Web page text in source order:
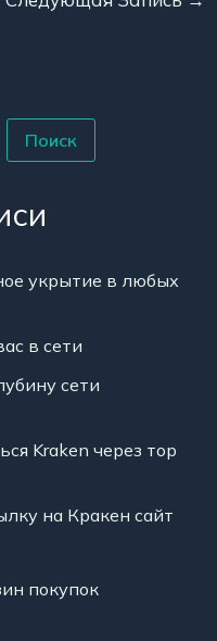
Поиск
укрытие в любых
в сети
сети
Kraken через тор
на Кракен сайт
покупок